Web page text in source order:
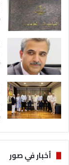
أخبار في صور